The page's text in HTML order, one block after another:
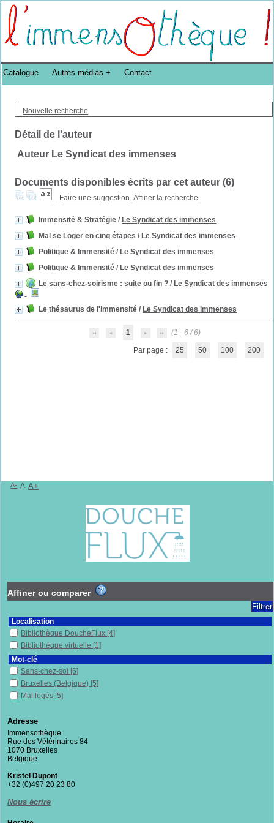
Bibliothèque DoucheFLUX Bibliotheek -->
Nouvelle recherche
Détail de l'auteur
Auteur Le Syndicat des immenses
Documents disponibles écrits par cet auteur (6)
Faire une suggestion Affiner la recherche
Immensité & Stratégie / Le Syndicat des immenses
Mal se Loger en cinq étapes / Le Syndicat des immenses
Politique & Immensité / Le Syndicat des immenses
Politique & Immensité / Le Syndicat des immenses
Le sans-chez-soirisme : suite ou fin ? / Le Syndicat des immenses
Le thésaurus de l'immensité / Le Syndicat des immenses
1 (1 - 6 / 6)
Par page : 25 50 100 200
Catalogue Autres médias Contact
A- A A+
Affiner ou comparer
Localisation
Bibliothèque DoucheFlux [4]
Bibliothèque virtuelle [1]
Mot-clé
Sans-chez-soi [6]
Bruxelles (Belgique) [5]
Mal logés [5]
Logement
Politique sociale
Thésaurus[3]
Lutte contre la pauvreté
Logements sociaux
Nécropolitique
Pauvres en milieu urbain
Adresse
Immensothèque
Rue des Vétérinaires 84
1070 Bruxelles
Belgique
Kristel Dupont
+32 (0)497 20 23 80
Nous écrire